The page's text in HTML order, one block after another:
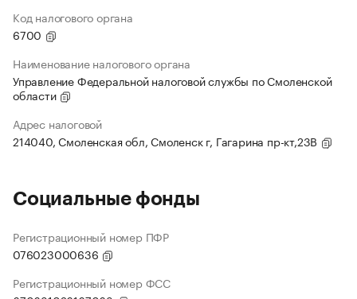
Код налогового органа
6700
Наименование налогового органа
Управление Федеральной налоговой службы по Смоленской
области
Адрес налоговой
214040, Смоленская обл, Смоленск г, Гагарина пр-кт,23В
Социальные фонды
Регистрационный номер ПФР
076023000636
Регистрационный номер ФСС